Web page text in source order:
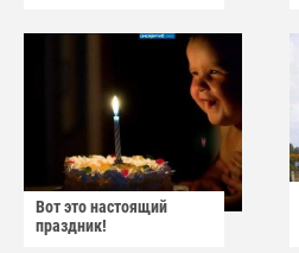
Вот это настоящий
праздник!